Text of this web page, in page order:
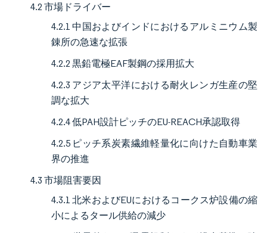
4.2 市場ドライバー
4.2.1 中国およびインドにおけるアルミニウム製
錬所の急速な拡張
4.2.2 黒鉛電極EAF製鋼の採用拡大
4.2.3 アジア太平洋における耐火レンガ生産の堅
調な拡大
4.2.4 低PAH設計ピッチのEU-REACH承認取得
4.2.5 ピッチ系炭素繊維軽量化に向けた自動車業
界の推進
4.3 市場阻害要因
4.3.1 北米およびEUにおけるコークス炉設備の縮
小によるタール供給の減少